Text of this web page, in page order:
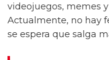
videojuegos, memes
Actualmente, no hay
se espera que salga